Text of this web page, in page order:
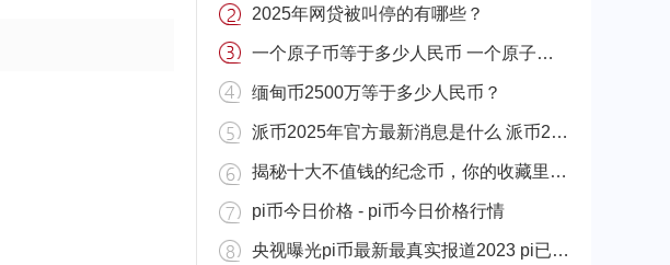
2025年网贷被叫停的有哪些？
一个原子币等于多少人民币 一个原子币价格介绍
缅甸币2500万等于多少人民币？
派币2025年官方最新消息是什么 派币2025年官方最新消息真实分享
揭秘十大不值钱的纪念币，你的收藏里有吗？
pi币今日价格 - pi币今日价格行情
央视曝光pi币最新最真实报道2023 pi已经成功了是真的吗（假的）